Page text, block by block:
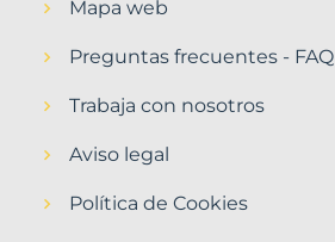
Mapa web
Preguntas frecuentes - FAQ
Trabaja con nosotros
Aviso legal
Política de Cookies